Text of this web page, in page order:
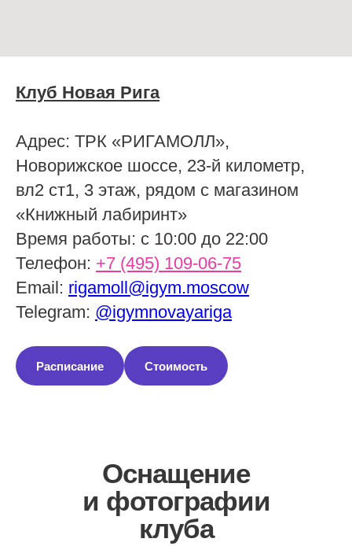
Клуб Новая Рига
Адрес: ТРК «РИГАМОЛЛ»,
Новорижское шоссе, 23-й километр,
вл2 ст1, 3 этаж, рядом с магазином
«Книжный лабиринт»
Время работы: с 10:00 до 22:00
Телефон: +7 (495) 109-06-75
Email: rigamoll@igym.moscow
Telegram: @igymnovayariga
Расписание Стоимость
Оснащение
и фотографии
клуба